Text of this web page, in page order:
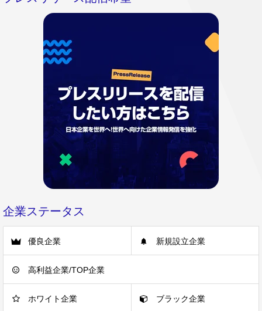
企業ステータス
優良企業 新規設立企業
高利益企業/TOP企業
ホワイト企業 ブラック企業